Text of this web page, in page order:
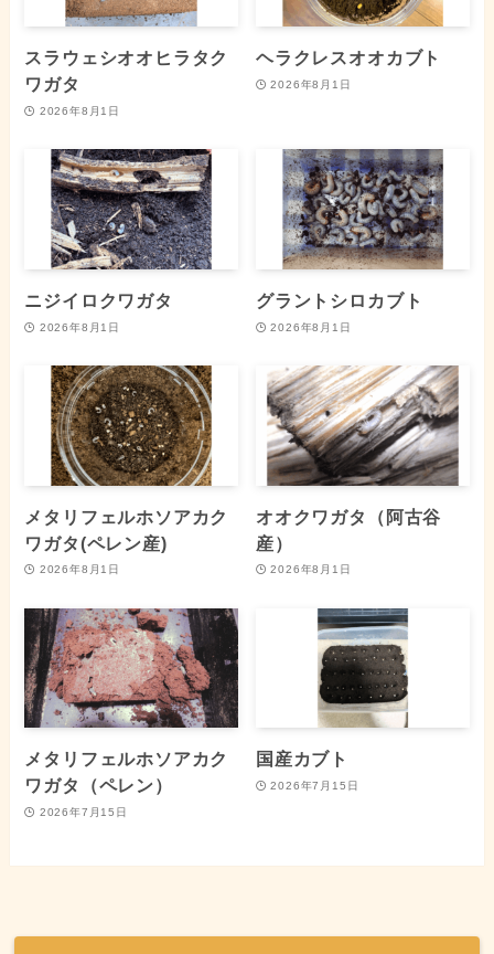
スラウェシオオヒラタク
ワガタ
2026年8月1日
ヘラクレスオオカブト
2026年8月1日
ニジイロクワガタ
2026年8月1日
グラントシロカブト
2026年8月1日
メタリフェルホソアカク
ワガタ(ペレン産)
2026年8月1日
オオクワガタ（阿古谷
産）
2026年8月1日
メタリフェルホソアカク
ワガタ（ペレン）
2026年7月15日
国産カブト
2026年7月15日